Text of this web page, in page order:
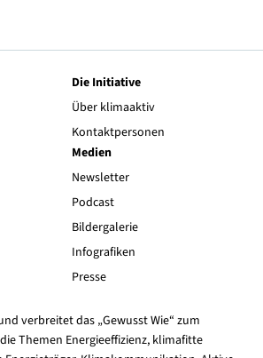
Die Initiative
Über klimaaktiv
Kontaktpersonen
Medien
Newsletter
Podcast
Bildergalerie
Infografiken
Presse
verbreitet das „Gewusst Wie“ zum
Themen Energieeffizienz, klimafitte